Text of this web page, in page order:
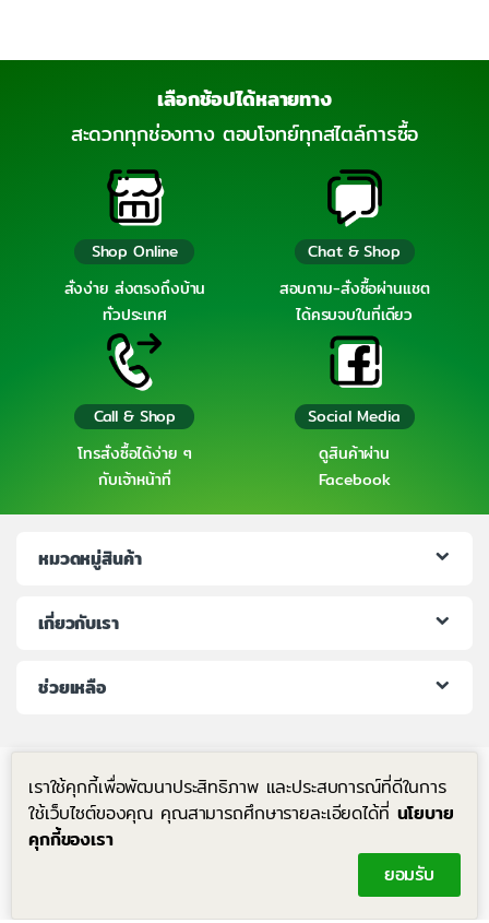
เลือกช้อปได้หลายทาง
สะดวกทุกช่องทาง ตอบโจทย์ทุกสไตล์การซื้อ
Shop Online
สั่งง่าย ส่งตรงถึงบ้าน
ทั่วประเทศ
Chat & Shop
สอบถาม-สั่งซื้อผ่านแชต
ได้ครบจบในที่เดียว
Call & Shop
โทรสั่งซื้อได้ง่าย ๆ
กับเจ้าหน้าที่
Social Media
ดูสินค้าผ่าน
Facebook
หมวดหมู่สินค้า
เกี่ยวกับเรา
ช่วยเหลือ
เราใช้คุกกี้เพื่อพัฒนาประสิทธิภาพ และประสบการณ์ที่ดีในการ
ใช้เว็บไซต์ของคุณ คุณสามารถศึกษารายละเอียดได้ที่ นโยบาย
คุกกี้ของเรา
ยอมรับ